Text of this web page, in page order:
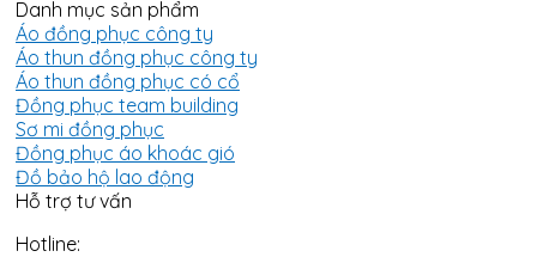
Danh mục sản phẩm
Áo đồng phục công ty
Áo thun đồng phục công ty
Áo thun đồng phục có cổ
Đồng phục team building
Sơ mi đồng phục
Đồng phục áo khoác gió
Đồ bảo hộ lao động
Hỗ trợ tư vấn
Hotline: